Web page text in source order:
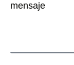
mensaje